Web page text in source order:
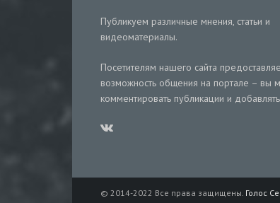
Публикуем различные мнения, статьи и
видеоматериалы.
Посетителям нашего сайта
возможность общения на портале – вы
комментировать публикации и
© 2014-2022 Все права защищены. Голос